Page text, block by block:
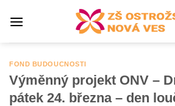
FOND BUDOUCNOSTI
Výměnný projekt ONV –
pátek 24. března – den